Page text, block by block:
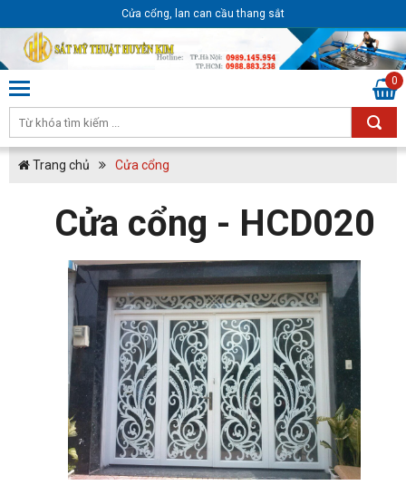
Cửa cổng, lan can cầu thang sắt
0
Trang chủ Cửa cổng
Cửa cổng - HCD020